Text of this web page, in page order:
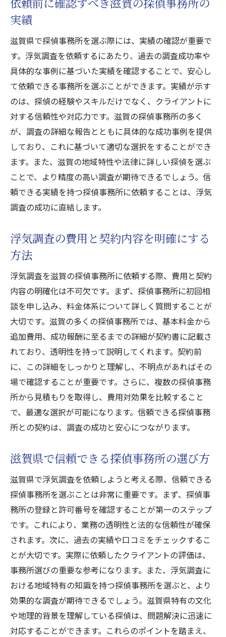
する方法
滋賀探偵事務所のオンライン見積もり活用
法
浮気調査契約時に必要な情報と書類
滋賀での迅速な浮気調査開始方法
契約時におけるQ&Aとその解決法
滋賀で浮気調査を依頼する際の事前相談活
用法
滋賀探偵事務所の浮気調査が選ばれる理由とは
豊富な経験と実績が信頼の理由
最新技術を駆使した調査手法の紹介
滋賀の地域密着型サービスの利点
調査後のアフターケアサポート内容
浮気調査を滋賀で依頼する際に知っておくべき
こと
浮気調査の依頼時に気をつけるべき基本事
項
滋賀県内の探偵事務所の特色と比較
調査依頼前に準備しておくべき情報
浮気調査期間中の依頼者の心構え
滋賀での浮気調査成功のためのポイント
調査結果報告の流れとその活用法
滋賀の浮気調査探偵が提供する安心の相談サー
無料相談の流れとその効果的な利用法
滋賀探偵事務所の相談サービス内容
浮気調査前に抱える不安を解消する方法
調査専門家とのコミュニケーションの取り
方
依頼者の声から見る相談サービスの実績
滋賀で安心できる相談環境の整え方
探偵事務所の簡単契約で滋賀の浮気調査をスム
ーズに
簡単契約がもたらす浮気調査の利便性
滋賀でのスムーズな契約手続きの秘訣
実績
滋賀県で探偵事務所を選ぶ際には、実績の確認が重要で
す。浮気調査を依頼するにあたり、過去の調査成功率や
具体的な事例に基づいた実績を確認することで、安心し
て依頼できる事務所を選ぶことができます。実績が示す
のは、探偵の経験やスキルだけでなく、クライアントに
対する信頼性や対応力です。滋賀の探偵事務所の多く
が、調査の詳細な報告とともに具体的な成功事例を提供
しており、これに基づいて適切な選択をすることができ
ます。また、滋賀の地域特性や法律に詳しい探偵を選ぶ
ことで、より精度の高い調査が期待できるでしょう。信
頼できる実績を持つ探偵事務所に依頼することは、浮気
調査の成功に直結します。
浮気調査の費用と契約内容を明確にする
方法
浮気調査を滋賀の探偵事務所に依頼する際、費用と契約
内容の明確化は不可欠です。まず、探偵事務所に初回相
談を申し込み、料金体系について詳しく質問することが
大切です。滋賀の多くの探偵事務所では、基本料金から
追加費用、成功報酬に至るまでの詳細が契約書に記載さ
れており、透明性を持って説明してくれます。契約前
に、この詳細をしっかりと理解し、不明点があればその
場で確認することが重要です。さらに、複数の探偵事務
所から見積もりを取得し、費用対効果を比較すること
で、最適な選択が可能になります。信頼できる探偵事務
所との契約は、調査の成功と安心につながります。
滋賀県で信頼できる探偵事務所の選び方
滋賀県で浮気調査を依頼しようと考える際、信頼できる
探偵事務所を選ぶことは非常に重要です。まず、探偵事
務所の登録と許可番号を確認することが第一のステップ
です。これにより、業務の透明性と法的な信頼性が確保
されます。次に、過去の実績や口コミをチェックするこ
とが大切です。実際に依頼したクライアントの評価は、
事務所選びの重要な参考になります。また、浮気調査に
おける地域特有の知識を持つ探偵事務所を選ぶと、より
効果的な調査が期待できるでしょう。滋賀県特有の文化
や地理的背景を理解している探偵は、問題解決に迅速に
対応することができます。これらのポイントを踏まえ、